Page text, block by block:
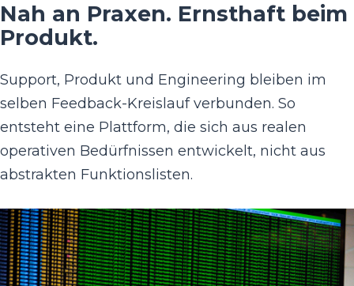
Nah an Praxen. Ernsthaft beim
Produkt.
Support, Produkt und Engineering bleiben im
selben Feedback-Kreislauf verbunden. So
entsteht eine Plattform, die sich aus realen
operativen Bedürfnissen entwickelt, nicht aus
abstrakten Funktionslisten.